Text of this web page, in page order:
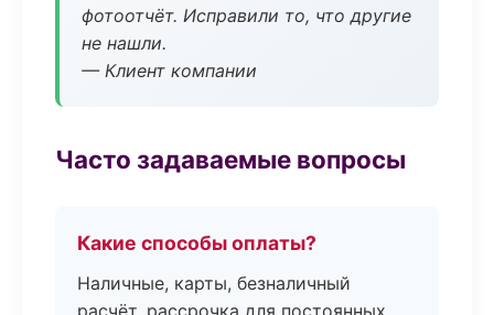
фотоотчёт. Исправили то, что другие
не нашли.
— Клиент компании
Часто задаваемые вопросы
Какие способы оплаты?
Наличные, карты, безналичный
расчёт, рассрочка для постоянных